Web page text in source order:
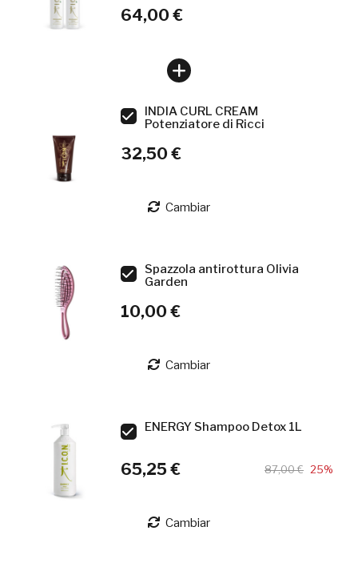
64,00 €
INDIA CURL CREAM
Potenziatore di Ricci
32,50 €
Cambiar
Spazzola antirottura Olivia
Garden
10,00 €
Cambiar
ENERGY Shampoo Detox 1L
65,25 € 87,00 € 25%
Cambiar